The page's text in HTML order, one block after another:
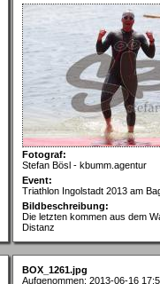
Fotograf:
Stefan Bösl - kbumm.agentur
Event:
Triathlon Ingolstadt 2013 am
Bildbeschreibung:
Die letzten kommen aus dem
Distanz
BOX_1261.jpg
Aufgenommen: 2013-06-16